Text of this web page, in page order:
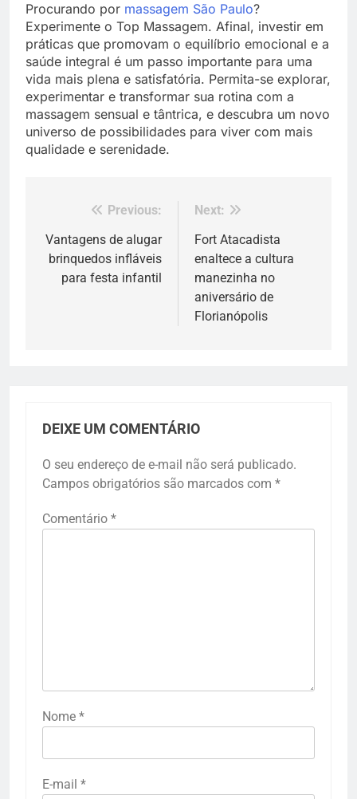
Procurando por massagem São Paulo?
Experimente o Top Massagem. Afinal, investir em
práticas que promovam o equilíbrio emocional e a
saúde integral é um passo importante para uma
vida mais plena e satisfatória. Permita-se explorar,
experimentar e transformar sua rotina com a
massagem sensual e tântrica, e descubra um novo
universo de possibilidades para viver com mais
qualidade e serenidade.
Navegação
de
Post
Previous:
Vantagens de alugar
brinquedos infláveis
para festa infantil
Next:
Fort Atacadista
enaltece a cultura
manezinha no
aniversário de
Florianópolis
DEIXE UM COMENTÁRIO
O seu endereço de e-mail não será publicado.
Campos obrigatórios são marcados com *
Comentário *
Nome *
E-mail *